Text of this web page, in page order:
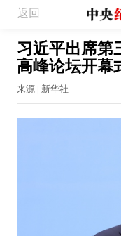
返回
习近平出席第
高峰论坛开幕
来源 | 新华社